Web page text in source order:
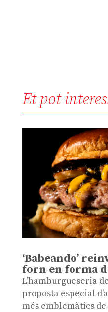
Et pot
‘Babeando’
forn en forma
L’hamburgueseria
proposta especial
més emblemàtics